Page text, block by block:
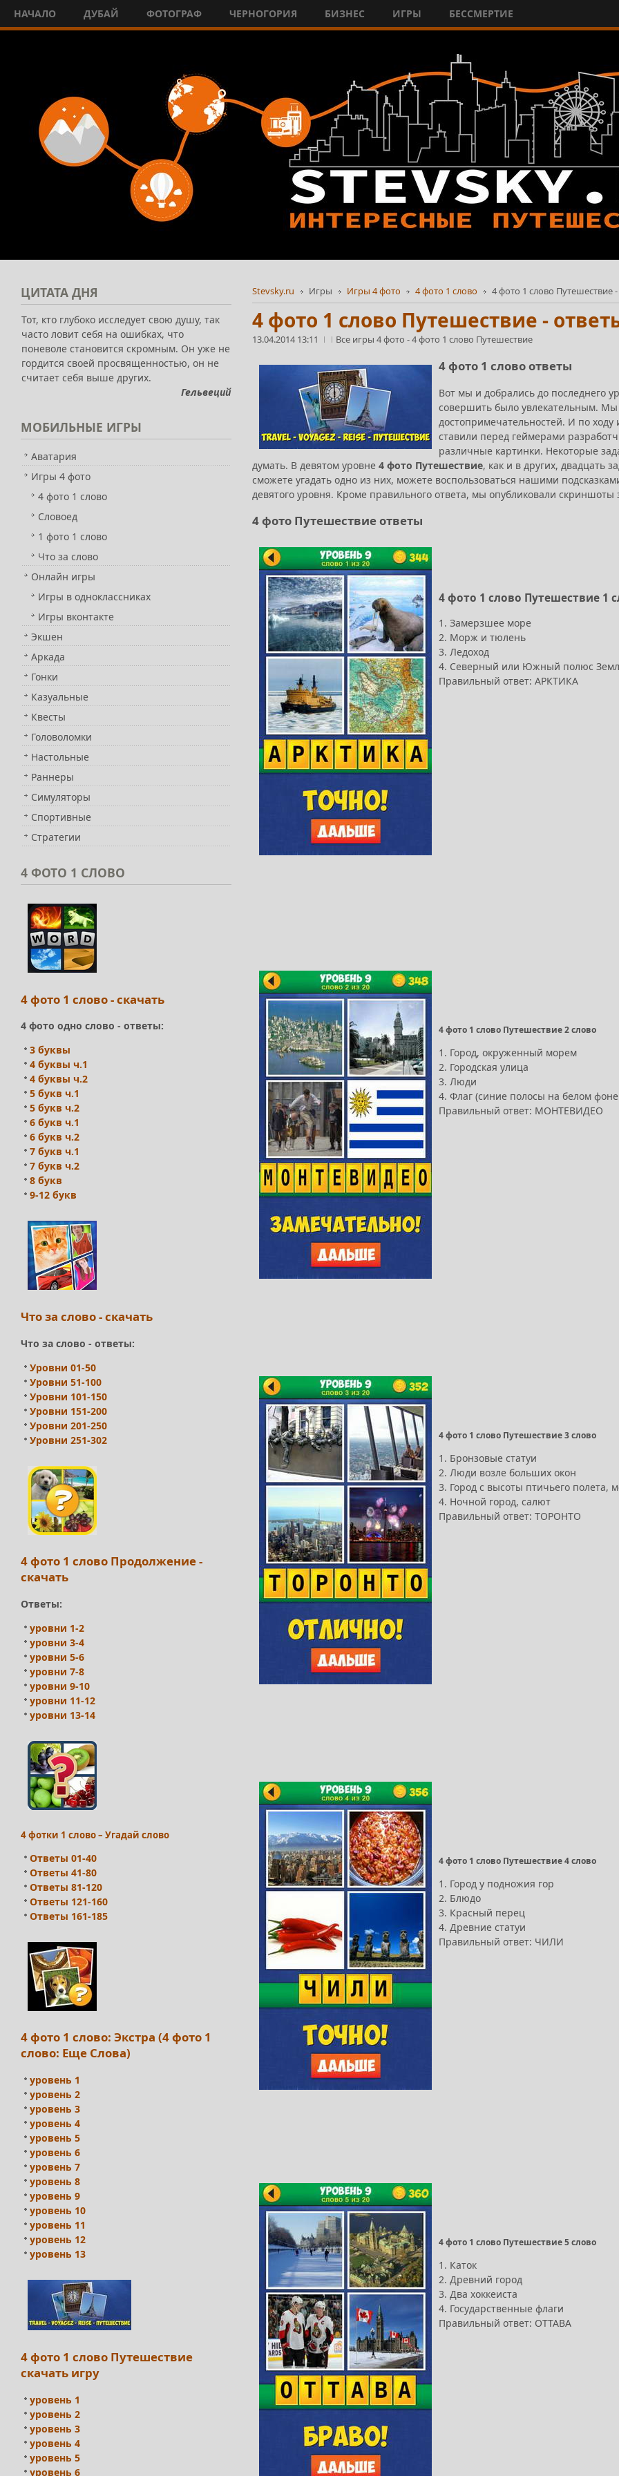
НАЧАЛО ДУБАЙ ФОТОГРАФ ЧЕРНОГОРИЯ БИЗНЕС ИГРЫ БЕССМЕРТИЕ
Stevsky.ru Игры Игры 4 фото 4 фото 1 слово 4 фото 1 слово Путешествие
4 фото 1 слово Путешествие -
13.04.2014 13:11 Все игры 4 фото -4 фото 1 слово Путешествие
4 фото 1 слово ответы
Вот мы и добрались до последнего
совершить было увлекательным. Мы
достопримечательностей. И по
ставили перед геймерами
различные картинки. Некоторые
думать. В девятом уровне 4 фото Путешествие, как и в других, двадцать
сможете угадать одно из них, можете воспользоваться нашими
девятого уровня. Кроме правильного ответа, мы опубликовали
4 фото Путешествие ответы
4 фото 1 слово Путешествие 1
1. Замерзшее море
2. Морж и тюлень
3. Ледоход
4. Северный или Южный полюс
Правильный ответ: АРКТИКА
4 фото 1 слово Путешествие 2 слово
1. Город, окруженный морем
2. Городская улица
3. Люди
4. Флаг (синие полосы на белом
Правильный ответ: МОНТЕВИДЕО
4 фото 1 слово Путешествие 3 слово
1. Бронзовые статуи
2. Люди возле больших окон
3. Город с высоты птичьего полета,
4. Ночной город, салют
Правильный ответ: ТОРОНТО
4 фото 1 слово Путешествие 4 слово
1. Город у подножия гор
2. Блюдо
3. Красный перец
4. Древние статуи
Правильный ответ: ЧИЛИ
4 фото 1 слово Путешествие 5 слово
1. Каток
2. Древний город
3. Два хоккеиста
4. Государственные флаги
Правильный ответ: ОТТАВА
ЦИТАТА ДНЯ
Тот, кто глубоко исследует свою душу, так
часто ловит себя на ошибках, что
поневоле становится скромным. Он уже не
гордится своей просвященностью, он не
считает себя выше других.
Гельвеций
МОБИЛЬНЫЕ ИГРЫ
Аватария
Игры 4 фото
4 фото 1 слово
Словоед
1 фото 1 слово
Что за слово
Онлайн игры
Игры в одноклассниках
Игры вконтакте
Экшен
Аркада
Гонки
Казуальные
Квесты
Головоломки
Настольные
Раннеры
Симуляторы
Спортивные
Стратегии
4 ФОТО 1 СЛОВО
4 фото 1 слово - скачать
4 фото одно слово - ответы:
3 буквы
4 буквы ч.1
4 буквы ч.2
5 букв ч.1
5 букв ч.2
6 букв ч.1
6 букв ч.2
7 букв ч.1
7 букв ч.2
8 букв
9-12 букв
Что за слово - скачать
Что за слово - ответы:
Уровни 01-50
Уровни 51-100
Уровни 101-150
Уровни 151-200
Уровни 201-250
Уровни 251-302
4 фото 1 слово Продолжение -
скачать
Ответы:
уровни 1-2
уровни 3-4
уровни 5-6
уровни 7-8
уровни 9-10
уровни 11-12
уровни 13-14
4 фотки 1 слово – Угадай слово
Ответы 01-40
Ответы 41-80
Ответы 81-120
Ответы 121-160
Ответы 161-185
4 фото 1 слово: Экстра (4 фото 1
слово: Еще Слова)
уровень 1
уровень 2
уровень 3
уровень 4
уровень 5
уровень 6
уровень 7
уровень 8
уровень 9
уровень 10
уровень 11
уровень 12
уровень 13
4 фото 1 слово Путешествие
скачать игру
уровень 1
уровень 2
уровень 3
уровень 4
уровень 5
уровень 6